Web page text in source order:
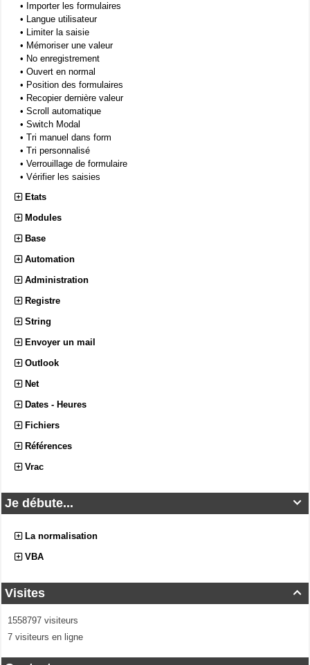
• Importer les formulaires
• Langue utilisateur
• Limiter la saisie
• Mémoriser une valeur
• No enregistrement
• Ouvert en normal
• Position des formulaires
• Recopier dernière valeur
• Scroll automatique
• Switch Modal
• Tri manuel dans form
• Tri personnalisé
• Verrouillage de formulaire
• Vérifier les saisies
Etats
Modules
Base
Automation
Administration
Registre
String
Envoyer un mail
Outlook
Net
Dates - Heures
Fichiers
Références
Vrac

Je débute...
La normalisation
VBA

Visites
1558797 visiteurs
7 visiteurs en ligne